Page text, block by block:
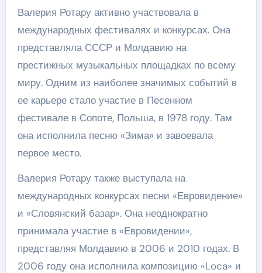
Валерия Ротару активно участвовала в
международных фестивалях и конкурсах. Она
представляла СССР и Молдавию на
престижных музыкальных площадках по всему
миру. Одним из наиболее значимых событий в
ее карьере стало участие в Песенном
фестивале в Сопоте, Польша, в 1978 году. Там
она исполнила песню «Зима» и завоевала
первое место.
Валерия Ротару также выступала на
международных конкурсах песни «Евровидение»
и «Словянский базар». Она неоднократно
принимала участие в «Евровидении»,
представляя Молдавию в 2006 и 2010 годах. В
2006 году она исполнила композицию «Loca» и